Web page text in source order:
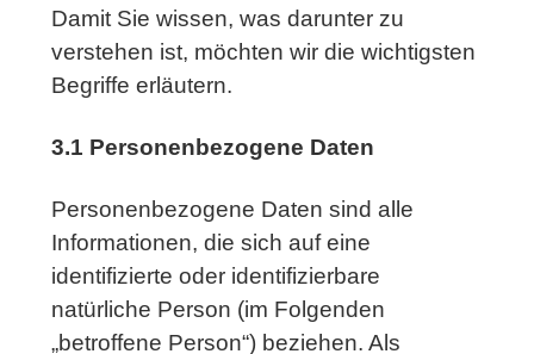
Damit Sie wissen, was darunter zu
verstehen ist, möchten wir die wichtigsten
Begriffe erläutern.
3.1 Personenbezogene Daten
Personenbezogene Daten sind alle
Informationen, die sich auf eine
identifizierte oder identifizierbare
natürliche Person (im Folgenden
„betroffene Person“) beziehen. Als